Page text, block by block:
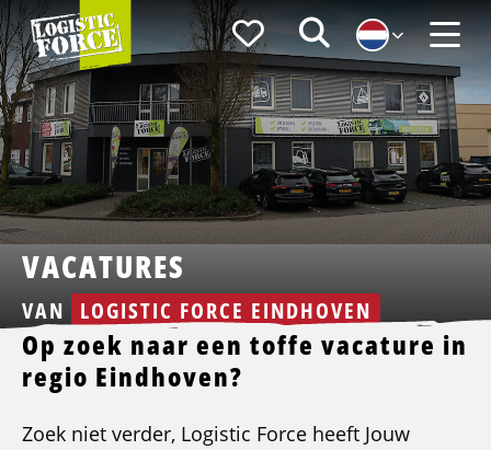
Logistic
Force
FavorietenZoeken
Menu
VACATURES
VAN LOGISTIC FORCE EINDHOVEN
Op zoek naar een toffe vacature in
regio Eindhoven?
Zoek niet verder, Logistic Force heeft Jouw